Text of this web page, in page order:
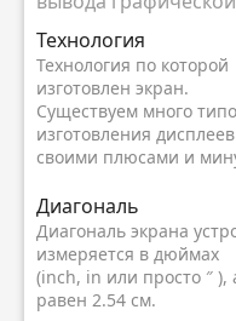
Технология
Технология по которой
изготовлен экран.
Существуем много
изготовления
своими плюсами и
Диагональ
Диагональ экрана
измеряется в дюймах
(inch, in или просто ″ ),
равен 2.54 см.